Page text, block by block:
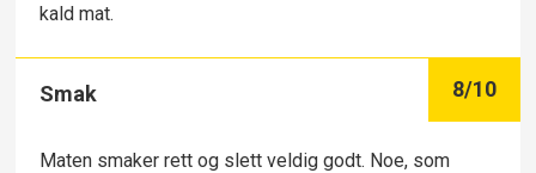
kald mat.
Smak 8/10
Maten smaker rett og slett veldig godt. Noe, som